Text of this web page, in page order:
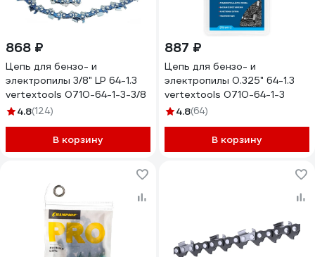
868 ₽
Цепь для бензо- и
электропилы 3/8" LP 64-1.3
vertextools 0710-64-1-3-3/8
4.8(124)
В корзину
887 ₽
Цепь для бензо- и
электропилы 0.325" 64-1.3
vertextools 0710-64-1-3
4.8(64)
В корзину